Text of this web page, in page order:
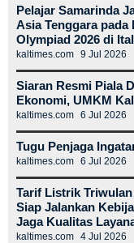
Pelajar Samarinda
Asia Tenggara
Olympiad 2026 di
kaltimes.com 9 Jul 2026
Siaran Resmi Piala
Ekonomi, UMKM
kaltimes.com 6 Jul 2026
Tugu Penjaga
kaltimes.com 6 Jul 2026
Tarif Listrik Triwulan
Siap Jalankan
Jaga Kualitas
kaltimes.com 4 Jul 2026